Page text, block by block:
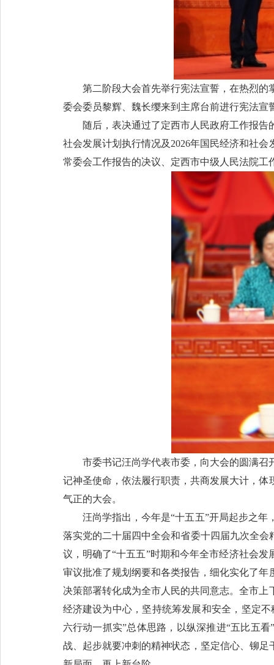
第二阶段大会首先举行宪法宣誓，在热烈
委会委员黎辉、魏长缨来到主席台前进行宪法宣
随后，表决通过了定西市人民政府工作报
社会发展计划执行情况及2026年国民经济和社
常委会工作报告的决议、定西市中级人民法院
市委书记汪尚学代表市委，向大会的圆满
记神圣使命，依法履行职责，共商发展大计，
气正的大会。
汪尚学指出，今年是“十五五”开局起步之
落实党的二十届四中全会和省委十四届九次全
议，明确了“十五五”时期和今年全市经济社会
审议批准了规划纲要和各类报告，细化实化了
决策部署转化成为全市人民的共同意志。全市
经济建设为中心，坚持统筹发展和安全，坚定
六行动一抓实”总体思路，以纵深推进“五比五
战、起步就要冲刺的精神状态，坚定信心、铆